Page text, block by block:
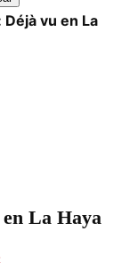
vu en La
La Haya